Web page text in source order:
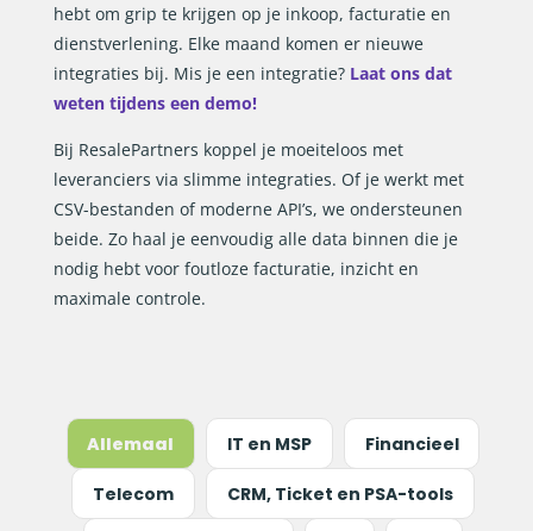
hebt om grip te krijgen op je inkoop, facturatie en
dienstverlening. Elke maand komen er nieuwe
integraties bij. Mis je een integratie? Laat ons dat
weten tijdens een demo!
Bij ResalePartners koppel je moeiteloos met
leveranciers via slimme integraties. Of je werkt met
CSV-bestanden of moderne API’s, we ondersteunen
beide. Zo haal je eenvoudig alle data binnen die je
nodig hebt voor foutloze facturatie, inzicht en
maximale controle.
Allemaal IT en MSP Financieel
Telecom CRM, Ticket en PSA-tools